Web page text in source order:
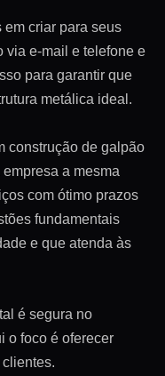
em criar para seus
via e-mail e telefone e
para garantir que
metálica ideal.
construção de galpão
a mesma
com ótimo prazos
fundamentais
e que atenda às
é segura no
o foco é oferecer